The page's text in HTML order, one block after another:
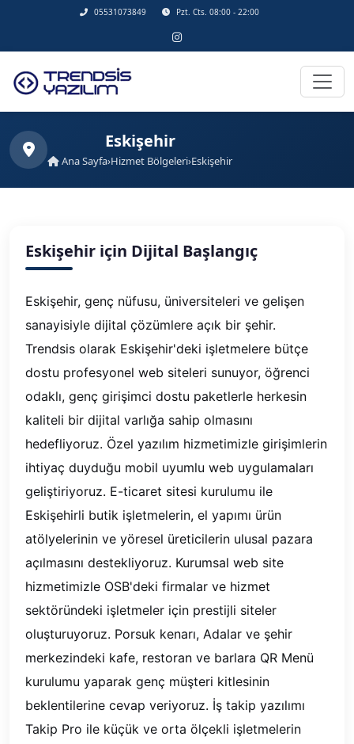
05531073849 Pzt. Cts. 08:00 - 22:00
Eskişehir
Ana Sayfa›Hizmet Bölgeleri›Eskişehir
Eskişehir için Dijital Başlangıç
Eskişehir, genç nüfusu, üniversiteleri ve gelişen
sanayisiyle dijital çözümlere açık bir şehir.
Trendsis olarak Eskişehir'deki işletmelere bütçe
dostu profesyonel web siteleri sunuyor, öğrenci
odaklı, genç girişimci dostu paketlerle herkesin
kaliteli bir dijital varlığa sahip olmasını
hedefliyoruz. Özel yazılım hizmetimizle girişimlerin
ihtiyaç duyduğu mobil uyumlu web uygulamaları
geliştiriyoruz. E-ticaret sitesi kurulumu ile
Eskişehirli butik işletmelerin, el yapımı ürün
atölyelerinin ve yöresel üreticilerin ulusal pazara
açılmasını destekliyoruz. Kurumsal web site
hizmetimizle OSB'deki firmalar ve hizmet
sektöründeki işletmeler için prestijli siteler
oluşturuyoruz. Porsuk kenarı, Adalar ve şehir
merkezindeki kafe, restoran ve barlara QR Menü
kurulumu yaparak genç müşteri kitlesinin
beklentilerine cevap veriyoruz. İş takip yazılımı
Takip Pro ile küçük ve orta ölçekli işletmelerin